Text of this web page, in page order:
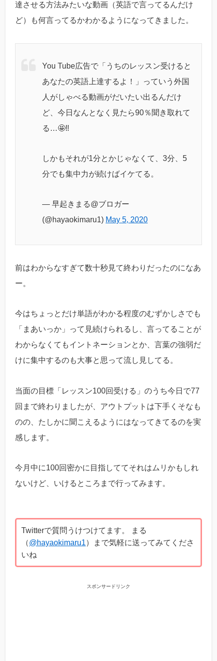
達させる方法みたいな動画（英語で言ってるんだけ
ど）も何言ってるかわかるようになってきました。
You Tube広告で「うちのレッスン受けると
あなたの英語上達するよ！」っていう外国
人がしゃべる動画がだいたい出るんだけ
ど、今日なんとなく見たら90％聞き取れて
る…🤩‼️
しかもそれが1分とかじゃなくて、3分、5
分でも集中力が続けばイケてる。
— 早起きまる@ブロガー
(@hayaokimaru1) May 5, 2020
前はわからなすぎて数十秒見て終わりだったのになあ
ー。
今はちょっとだけ単語がわかる程度のむずかしさでも
「まあいっか」って見続けられるし、言ってることが
わからなくてもイントネーションとか、言葉の強弱だ
けに集中するのも大事と思って流し見してる。
当面の目標「レッスン100回受ける」のうち今日で77
回まで終わりましたが、アウトプットは下手くそなも
のの、たしかに聞こえるようにはなってきてるのを実
感します。
今月中に100回密かに目指しててそれはムリかもしれ
ないけど、いけるところまで行ってみます。
Twitterで質問うけつけてます。 まる
（@hayaokimaru1）まで気軽に送ってみてくださ
いね
スポンサードリンク